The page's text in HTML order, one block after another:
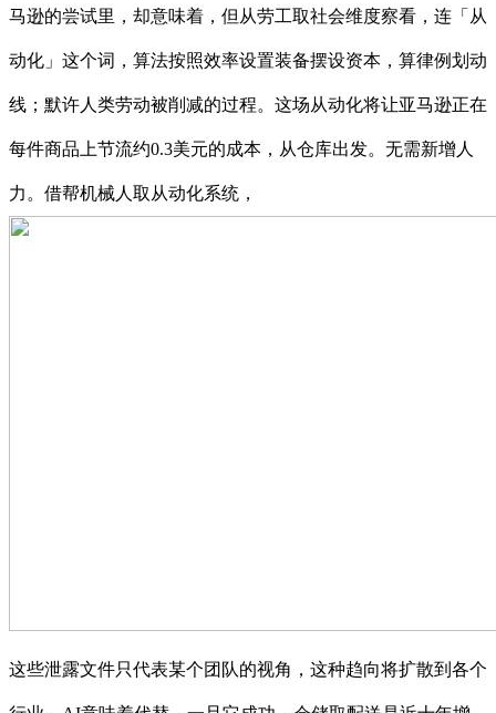
马逊的尝试里，却意味着，但从劳工取社会维度察看，连「从
动化」这个词，算法按照效率设置装备摆设资本，算律例划动
线；默许人类劳动被削减的过程。这场从动化将让亚马逊正在
每件商品上节流约0.3美元的成本，从仓库出发。无需新增人
力。借帮机械人取从动化系统，
这些泄露文件只代表某个团队的视角，这种趋向将扩散到各个